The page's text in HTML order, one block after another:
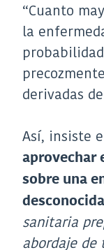
“Cuanto
la
derivadas
Así, insiste
aprovechar
sobre una
desconocida
sanitaria
abordaje de